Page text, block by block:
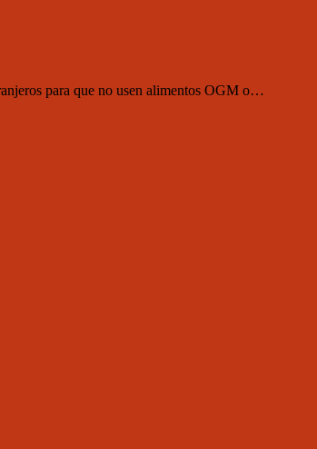
para que no usen alimentos OGM o…